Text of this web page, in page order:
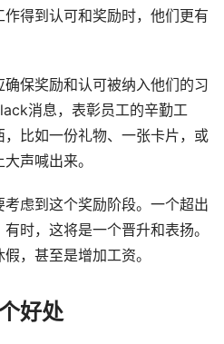
得到认可和奖励时，他们更有
保奖励和认可被纳入他们的习
消息，表彰员工的辛勤工
比如一份礼物、一张卡片，或
声喊出来。
虑到这个奖励阶段。一个超出
时，这将是一个晋升和表扬。
，甚至是增加工资。
好处